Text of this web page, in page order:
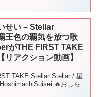
せい – Stellar
王色の覇気を放つ歌
がTHE FIRST TAKE
リアクション動画】
TAKE Stellar Stellar / 星
🔥おしら